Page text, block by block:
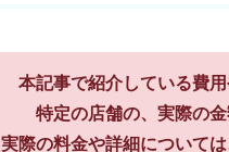
本記事で紹介している費
特定の店舗の、実際の
実際の料金や詳細について